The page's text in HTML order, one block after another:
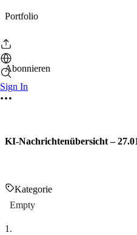
Sign In
Portfolio
Abonnieren
KI-Nachrichtenübersicht –
Kategorie
Empty
1 .